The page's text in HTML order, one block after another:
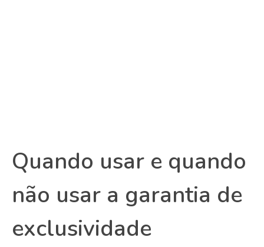
Quando usar e quando
não usar a garantia de
exclusividade